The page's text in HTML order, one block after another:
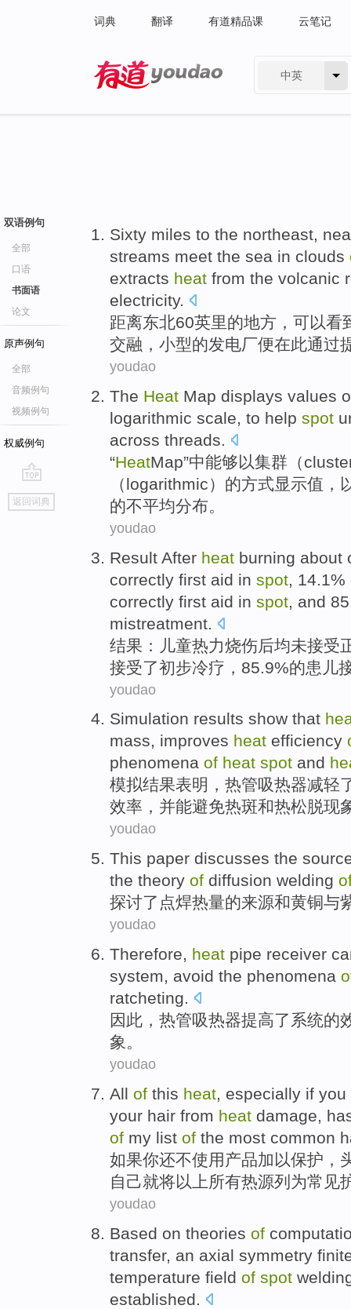
词典 翻译 有道精品课 云笔记
中英
双语例句
全部
口语
书面语
论文
原声例句
全部
音频例句
视频例句
权威例句
go
top
返回词典
Sixty miles to the northeast,
streams meet the sea in clouds
extracts heat from the volcanic
electricity.
距离东北60英里的地方 ，可以看
交融， 小型的发电厂便在此通过
youdao
The Heat Map displays values
logarithmic scale, to help spot
across threads.
“HeatMap”中能够以集群 （
（logarithmic）的方式显示值 ，
的不平均分布。
youdao
Result After heat burning about
correctly first aid in spot , 14.1%
correctly first aid in spot , and
mistreatment.
结果 ： 儿童热力烧伤后均未接受
接受了初步冷疗，85.9%的患儿
youdao
Simulation results show that
mass, improves heat efficiency
phenomena of heat spot and
模拟结果表明 ， 热管吸热器减轻
效率 ， 并能避免热斑和热松脱现
youdao
This paper discusses the
the theory of diffusion welding
探讨了 点焊热量的来源和黄铜与
youdao
Therefore, heat pipe receiver
system, avoid the phenomena
ratcheting.
因此 ， 热管吸热器提高了 系统的
象 。
youdao
All of this heat, especially if you
your hair from heat damage,
of my list of the most common
如果你还不使用产品加以保护，
自己就将以上所有热源列为常见
youdao
Based on theories of
transfer, an axial symmetry
temperature field of spot
established